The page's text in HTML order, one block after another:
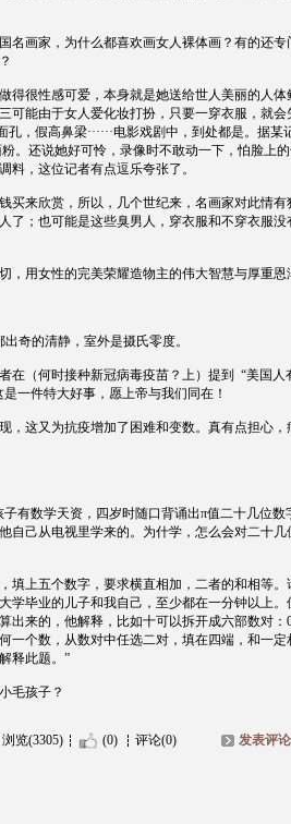
名画家，为什么都喜欢画女人裸体画？有的还专
得很性感可爱，本身就是她送给世人美丽的人体
可能由于女人爱化妆打扮，只要一穿衣服，就会
，假高鼻梁······电影戏剧中，到处都是。据某
。还说她好可怜，录像时不敢动一下，怕脸上
料，这位记者有点逗乐夸张了。
买来欣赏，所以，几个世纪来，名画家对此情有
了；也可能是这些臭男人，穿衣服和不穿衣服没
，用女性的完美荣耀造物主的伟大智慧与厚重恩
奇的清静，室外是摄氏零度。
在（何时接种新冠病毒疫苗？上）提到 “美国人
一件特大好事，愿上帝与我们同在！
，这又为抗疫增加了困难和变数。真有点担心，
有数学天资，四岁时随口背诵出π值二十几位数
自己从电视里学来的。为什学，怎么会对二十几
填上五个数字，要求横直相加，二者的和相等。
学毕业的儿子和我自己，至少都在一分钟以上。
出来的，他解释，比如十可以拆开成六部数对：
一个数，从数对中任选二对，填在四端，和一定
释此题。”
毛孩子？
浏览(3305)
(0) 评论(0) 发表评论